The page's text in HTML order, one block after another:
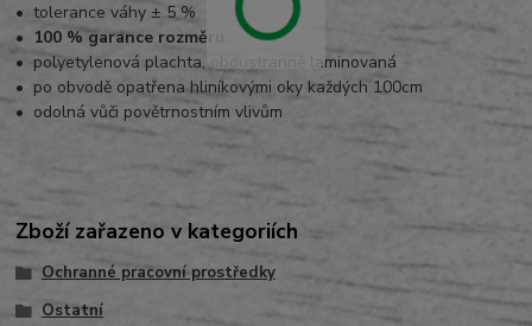
• tolerance váhy ± 5 %
• 100 % garance rozměru
• polyetylenová plachta, oboustranně laminovaná
• po obvodě opatřena hliníkovými oky každých 100cm
• odolná vůči povětrnostním vlivům
Zboží zařazeno v kategoriích
Ochranné pracovní prostředky
Ostatní